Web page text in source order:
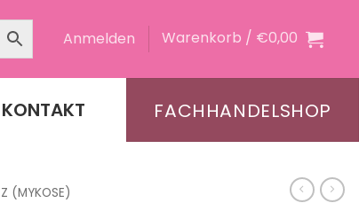
Anmelden Warenkorb / €0,00
KONTAKT FACHHANDELSHOP
(MYKOSE)